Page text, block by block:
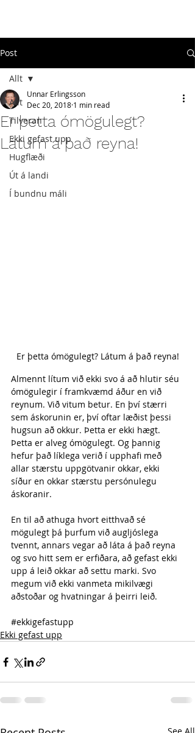
Post
Allt
Tilveran
Ekki gefast upp
Hugflæði
Út á landi
Í bundnu máli
Allt
Er þetta ómögulegt?
Látum á það reyna!
Unnar Erlingsson
Dec 20, 2018 1 min read
Er þetta ómögulegt? Látum á það reyna!
Almennt lítum við ekki svo á að hlutir séu
ómögulegir í framkvæmd áður en við
reynum. Við vitum betur. En því stærri
sem áskorunin er, því oftar læðist þessi
hugsun að okkur. Þetta er ekki hægt.
Þetta er alveg ómögulegt. Og þannig
hefur það líklega verið í upphafi með
allar stærstu uppgötvanir okkar, ekki
síður en okkar stærstu persónulegu
áskoranir.
En til að athuga hvort eitthvað sé
mögulegt þá þurfum við augljóslega
tvennt, annars vegar að láta á það reyna
og svo hitt sem er erfiðara, að gefast ekki
upp á leið okkar að settu marki. Svo
megum við ekki vanmeta mikilvægi
aðstoðar og hvatningar á þeirri leið.
#ekkigefastupp
Ekki gefast upp